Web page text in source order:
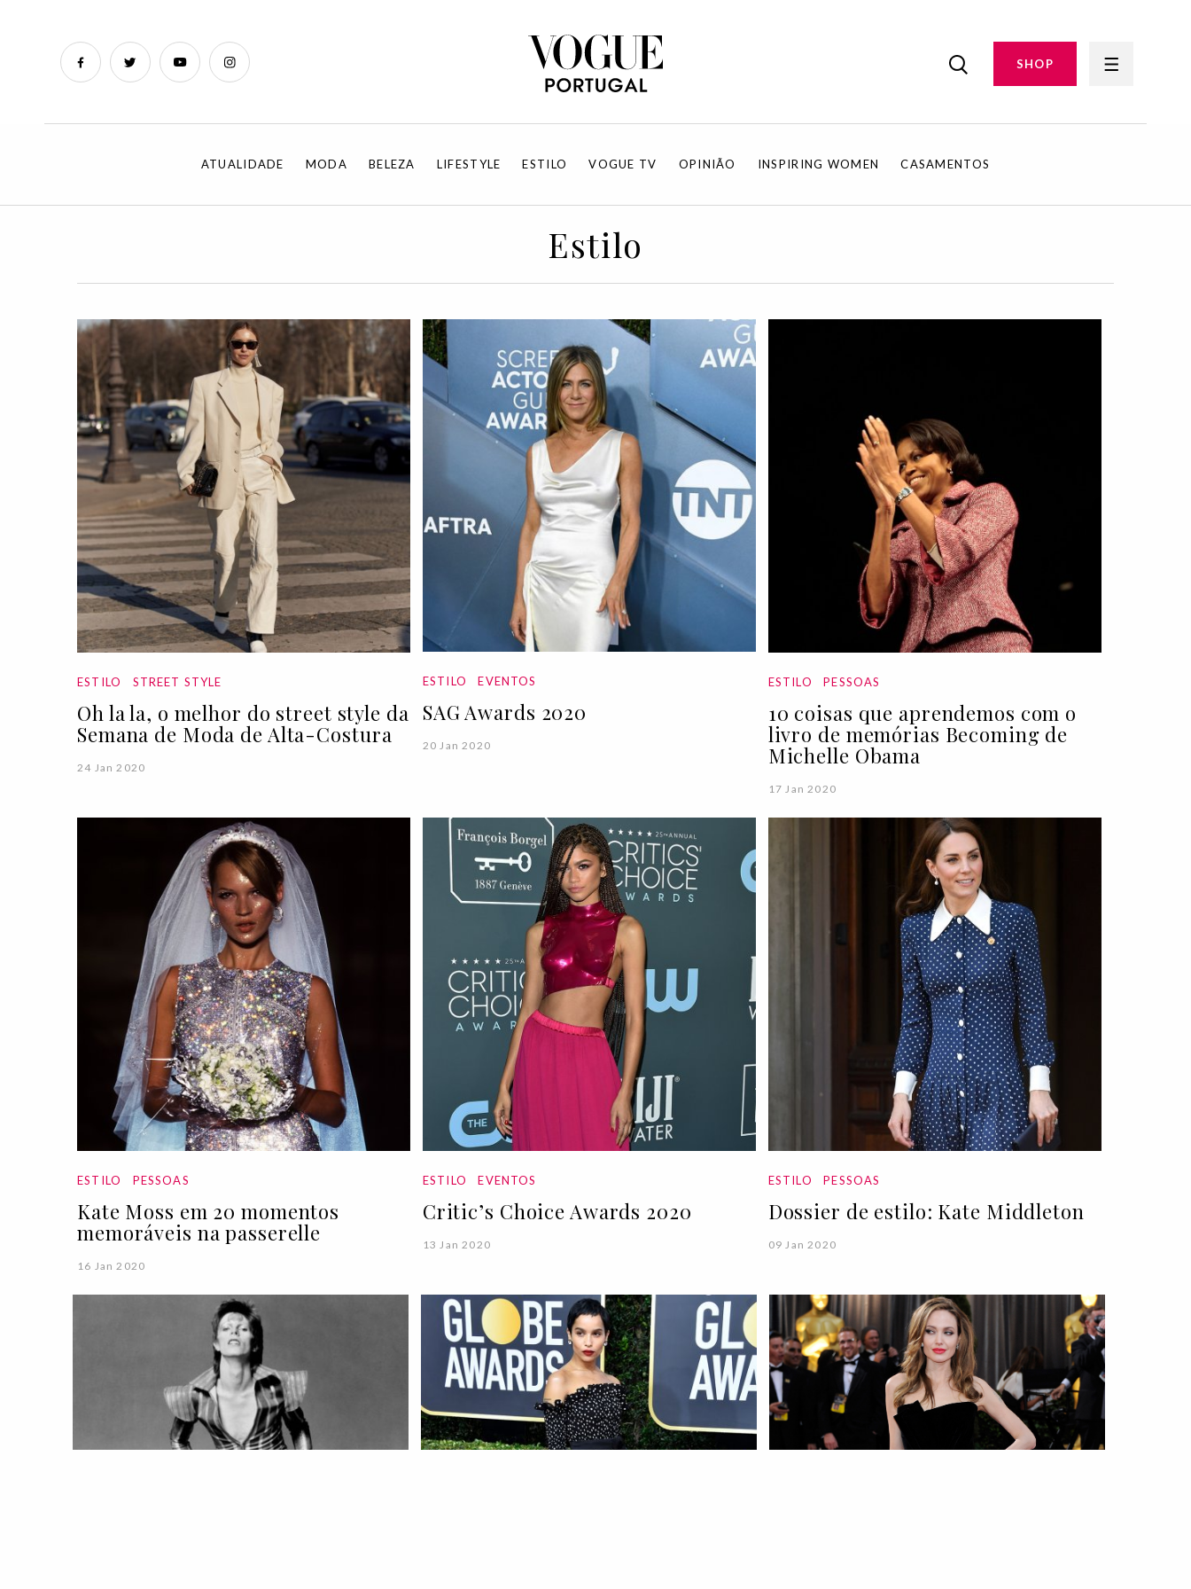
SHOP
ATUALIDADE MODA BELEZA LIFESTYLE ESTILO VOGUE TV OPINIÃO INSPIRING WOMEN CASAMENTOS
Estilo
ESTILO STREET STYLE
Oh la la, o melhor do street style da
Semana de Moda de Alta-Costura
24 Jan 2020
ESTILO EVENTOS
SAG Awards 2020
20 Jan 2020
ESTILO PESSOAS
10 coisas que aprendemos com o
livro de memórias Becoming de
Michelle Obama
17 Jan 2020
ESTILO PESSOAS
Kate Moss em 20 momentos
memoráveis na passerelle
16 Jan 2020
ESTILO EVENTOS
Critic’s Choice Awards 2020
13 Jan 2020
ESTILO PESSOAS
Dossier de estilo: Kate Middleton
09 Jan 2020